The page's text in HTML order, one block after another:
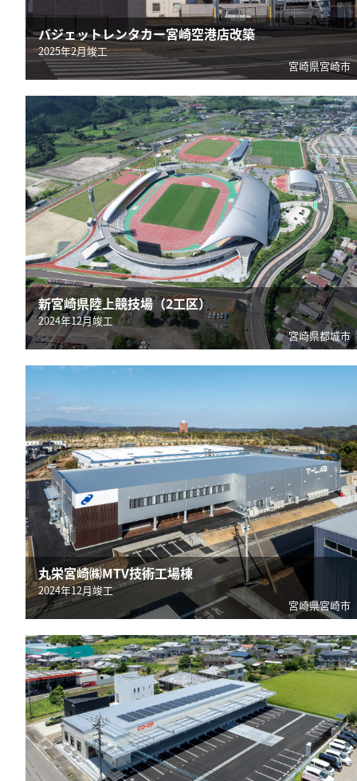
バジェットレンタカー宮崎空港店改築
2025年2月竣工
宮崎県宮崎市
新宮崎県陸上競技場（2工区）
2024年12月竣工
宮崎県都城市
丸栄宮崎㈱MTV技術工場棟
2024年12月竣工
宮崎県宮崎市